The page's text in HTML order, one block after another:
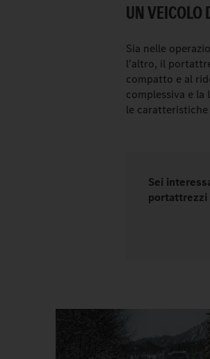
UN
Sia nelle
l'altro, il
compatto e al
complessiva e
le
Sei
portattrezzi